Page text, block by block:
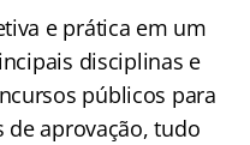
e prática em um
disciplinas e
públicos para
de aprovação, tudo